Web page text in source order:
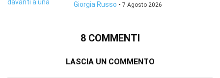
Giorgia Russo - 7 Agosto 2026
8 COMMENTI
LASCIA UN COMMENTO